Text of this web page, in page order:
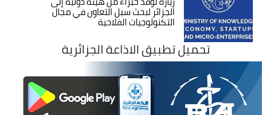
الجزائر لبحث سبل التعاون في مجال
التكنولوجيات الفلاحية
تحميل تطبيق الاذاعة الجزائرية